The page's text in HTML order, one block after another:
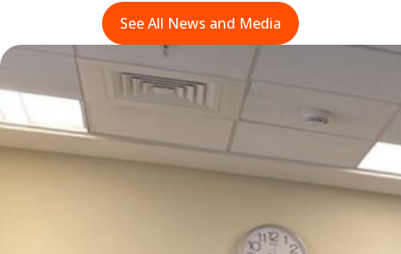
See All News and Media